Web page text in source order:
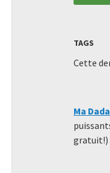
TAGS
Cette
Ma
gratuit!)